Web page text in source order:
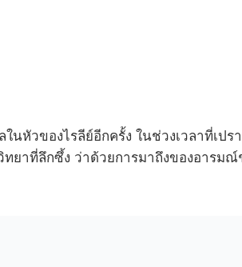
นหัวของไรลีย์อีกครั้ง ในช่วงเวลาที่เปร
ยาที่ลึกซึ้ง ว่าด้วยการมาถึงของอารม